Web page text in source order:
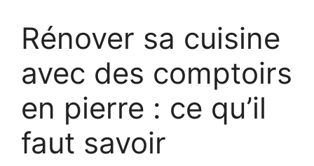
Rénover sa cuisine
avec des comptoirs
en pierre : ce qu’il
faut savoir